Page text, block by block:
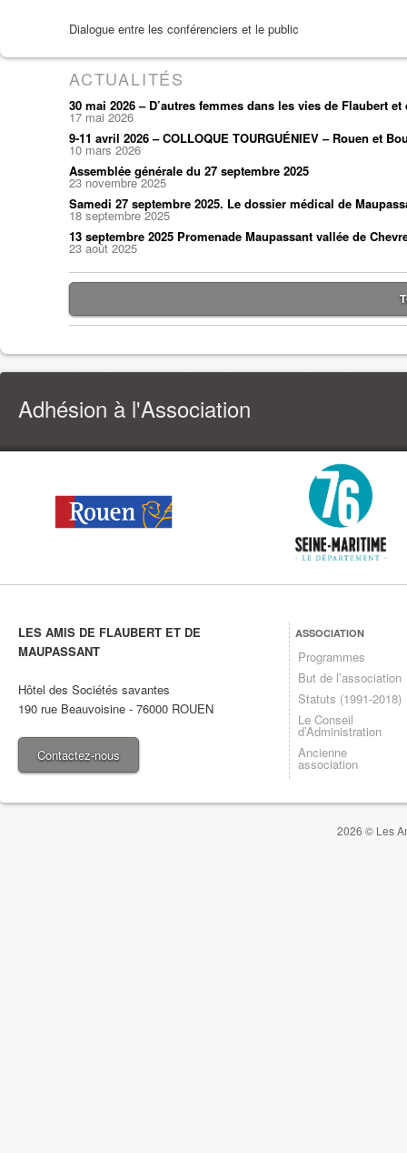
Dialogue entre les conférenciers et le public
ACTUALITÉS
30 mai 2026 – D’autres femmes dans les vies de Flaubert et
17 mai 2026
9-11 avril 2026 – COLLOQUE TOURGUÉNIEV – Rouen et
10 mars 2026
Assemblée générale du 27 septembre 2025
23 novembre 2025
Samedi 27 septembre 2025. Le dossier médical de
18 septembre 2025
13 septembre 2025 Promenade Maupassant vallée de
23 août 2025
Adhésion à l'Association
LES AMIS DE FLAUBERT ET DE
MAUPASSANT
Hôtel des Sociétés savantes
190 rue Beauvoisine - 76000 ROUEN
Contactez-nous
ASSOCIATION
Programmes
But de l’association
Statuts (1991-2018)
Le Conseil
d’Administration
Ancienne
association
2026 © Les